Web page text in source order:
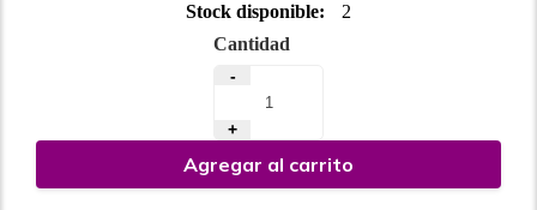
Stock disponible:
2
Cantidad
-
+
Agregar al carrito